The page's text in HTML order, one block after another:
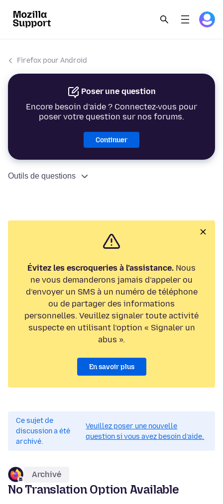
Firefox pour Android
Poser une question
Encore besoin d’aide ? Connectez-vous pour
poser votre question sur nos forums.
Continuer
Outils de questions
Évitez les escroqueries à l’assistance. Nous
ne vous demanderons jamais d’appeler ou
d’envoyer un SMS à un numéro de téléphone
ou de partager des informations
personnelles. Veuillez signaler toute activité
suspecte en utilisant l’option « Signaler un
abus ».
En savoir plus
Ce sujet de
discussion a été
archivé.
Veuillez poser une nouvelle
question si vous avez besoin d’aide.
Archivé
No Translation Option Available